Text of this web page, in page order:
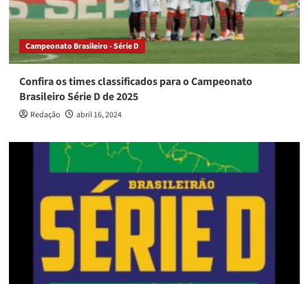
Campeonato Brasileiro - Série D
Confira os times classificados para o Campeonato
Brasileiro Série D de 2025
Redação abril 16, 2024